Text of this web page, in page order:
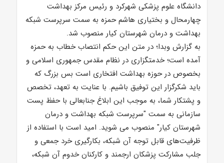
دانشگاه علوم پزشکی شهرکرد و رئیس مرکز بهداشت
چهارمحال و بختیاری هاشم حمزه به سمت سرپرست شبکه
بهداشت و درمان شهرستان کیار منصوب شد.
به گزارش وبدا؛ در متن این حکم انتصاب خطاب به حمزه
آمده است؛ خدمتگزاری در نظام مقدس جمهوری اسلامی و
بخصوص در حوزه بهداشت افتخاری است بس بزرگ که
باید شکرگزار این توفیق باشیم. با عنایت به تعهد، تخصص
و پشتکار شما، به موجب این ابلاغ جنابعالی با حفظ پست
سازمانی به سمت "سرپرست شبکه بهداشت و درمان
شهرستان کیار" منصوب می شوید. امید است با استفاده از
ظرفیت‌های قابل توجه آن شبکه، بکارگیری خرد جمعی و
جلب مشارکت پزشکان ارجمند و کارکنان خدوم آن شبکه،